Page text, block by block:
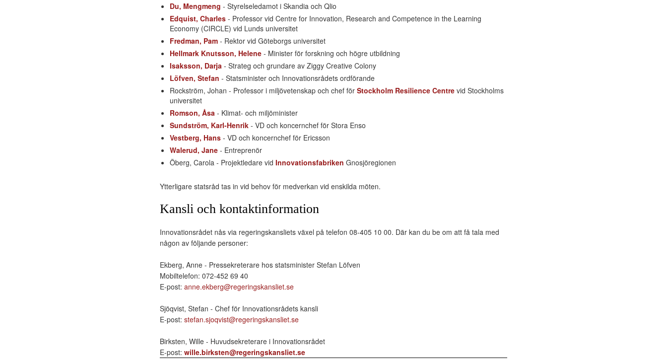
Du, Mengmeng - Styrelseledamot i Skandia och Qlio
Edquist, Charles - Professor vid Centre for Innovation, Research and Competence in the Learning
Economy (CIRCLE) vid Lunds universitet
Fredman, Pam - Rektor vid Göteborgs universitet
Hellmark Knutsson, Helene - Minister för forskning och högre utbildning
Isaksson, Darja - Strateg och grundare av Ziggy Creative Colony
Löfven, Stefan - Statsminister och Innovationsrådets ordförande
Rockström, Johan - Professor i miljövetenskap och chef för Stockholm Resilience Centre vid Stockholms
universitet
Romson, Åsa - Klimat- och miljöminister
Sundström, Karl-Henrik - VD och koncernchef för Stora Enso
Vestberg, Hans - VD och koncernchef för Ericsson
Walerud, Jane - Entreprenör
Öberg, Carola - Projektledare vid Innovationsfabriken Gnosjöregionen
Ytterligare statsråd tas in vid behov för medverkan vid enskilda möten.
Kansli och kontaktinformation
Innovationsrådet nås via regeringskansliets växel på telefon 08-405 10 00. Där kan du be om att få tala med
någon av följande personer:
Ekberg, Anne - Pressekreterare hos statsminister Stefan Löfven
Mobiltelefon: 072-452 69 40
E-post: anne.ekberg@regeringskansliet.se
Sjöqvist, Stefan - Chef för Innovationsrådets kansli
E-post: stefan.sjoqvist@regeringskansliet.se
Birksten, Wille - Huvudsekreterare i Innovationsrådet
E-post: wille.birksten@regeringskansliet.se